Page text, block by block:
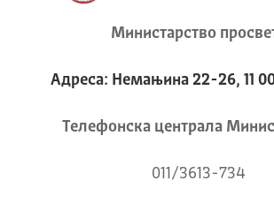
Министарство
Адреса: Немањина 22-26, 11
Телeфонска централа
011/3613-734